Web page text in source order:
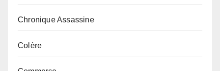
Chronique Assassine
Colère